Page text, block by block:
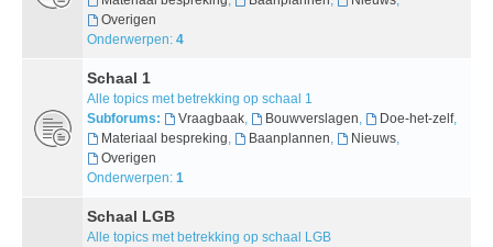
Overigen
Onderwerpen: 4
Schaal 1
Alle topics met betrekking op schaal 1
Subforums:
Vraagbaak, Bouwverslagen, Doe-het-zelf,
Materiaal bespreking, Baanplannen, Nieuws,
Overigen
Onderwerpen: 1
Schaal LGB
Alle topics met betrekking op schaal LGB